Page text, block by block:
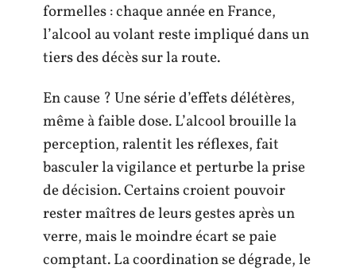
formelles : chaque année en France,
l’alcool au volant reste impliqué dans un
tiers des décès sur la route.
En cause ? Une série d’effets délétères,
même à faible dose. L’alcool brouille la
perception, ralentit les réflexes, fait
basculer la vigilance et perturbe la prise
de décision. Certains croient pouvoir
rester maîtres de leurs gestes après un
verre, mais le moindre écart se paie
comptant. La coordination se dégrade, le